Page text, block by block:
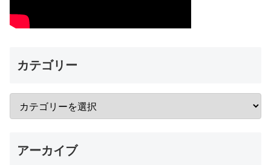
カテゴリー
アーカイブ